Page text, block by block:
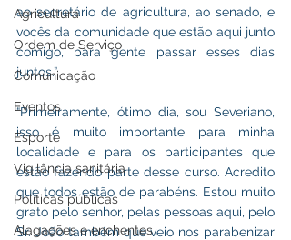
Agricultura
Ordem de Serviço
Comunicação
Eventos
Esporte
Vigilância sanitária
Políticas públicas
Alagações e enchentes
ao secretário de agricultura, ao senado, e
vocês da comunidade que estão aqui junto
comigo, para gente passar esses dias
juntos.”
“Primeiramente, ótimo dia, sou Severiano,
isso é muito importante para minha
localidade e para os participantes que
estão fazendo parte desse curso. Acredito
que todos estão de parabéns. Estou muito
grato pelo senhor, pelas pessoas aqui, pelo
Sr. João também que veio nos parabenizar